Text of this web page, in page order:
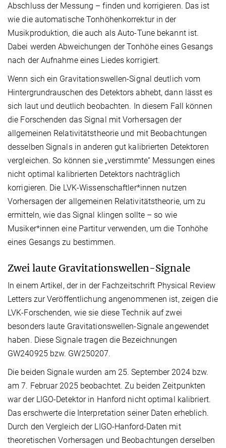
Abschluss der Messung – finden und korrigieren. Das ist
wie die automatische Tonhöhenkorrektur in der
Musikproduktion, die auch als Auto-Tune bekannt ist.
Dabei werden Abweichungen der Tonhöhe eines Gesangs
nach der Aufnahme eines Liedes korrigiert.
Wenn sich ein Gravitationswellen-Signal deutlich vom
Hintergrundrauschen des Detektors abhebt, dann lässt es
sich laut und deutlich beobachten. In diesem Fall können
die Forschenden das Signal mit Vorhersagen der
allgemeinen Relativitätstheorie und mit Beobachtungen
desselben Signals in anderen gut kalibrierten Detektoren
vergleichen. So können sie „verstimmte“ Messungen eines
nicht optimal kalibrierten Detektors nachträglich
korrigieren. Die LVK-Wissenschaftler*innen nutzen
Vorhersagen der allgemeinen Relativitätstheorie, um zu
ermitteln, wie das Signal klingen sollte – so wie
Musiker*innen eine Partitur verwenden, um die Tonhöhe
eines Gesangs zu bestimmen.
Zwei laute Gravitationswellen-Signale
In einem Artikel, der in der Fachzeitschrift Physical Review
Letters zur Veröffentlichung angenommenen ist, zeigen die
LVK-Forschenden, wie sie diese Technik auf zwei
besonders laute Gravitationswellen-Signale angewendet
haben. Diese Signale tragen die Bezeichnungen
GW240925 bzw. GW250207.
Die beiden Signale wurden am 25. September 2024 bzw.
am 7. Februar 2025 beobachtet. Zu beiden Zeitpunkten
war der LIGO-Detektor in Hanford nicht optimal kalibriert.
Das erschwerte die Interpretation seiner Daten erheblich.
Durch den Vergleich der LIGO-Hanford-Daten mit
theoretischen Vorhersagen und Beobachtungen derselben